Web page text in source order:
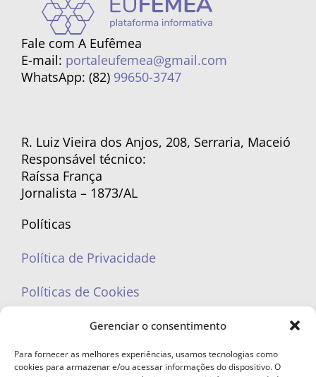
Gerenciar o consentimento
Para fornecer as melhores experiências, usamos tecnologias como
cookies para armazenar e/ou acessar informações do dispositivo. O
Fale com A Eufêmea
E-mail: portaleufemea@gmail.com
WhatsApp: (82) 99650-3747
R. Luiz Vieira dos Anjos, 208, Serraria, Maceió
Responsável técnico:
Raíssa França
Jornalista – 1873/AL
Políticas
Política de Privacidade
Políticas de Cookies
portaleufemea@gmail.com